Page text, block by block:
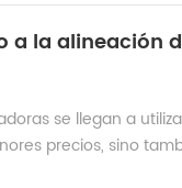
a la alineación
se llegan a
precios, sino